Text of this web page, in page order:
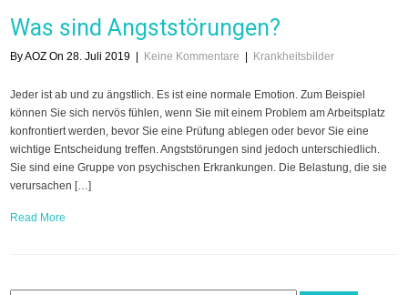
Was sind Angststörungen?
By AOZ On 28. Juli 2019 Keine Kommentare Krankheitsbilder
Jeder ist ab und zu ängstlich. Es ist eine normale Emotion. Zum Beispiel
können Sie sich nervös fühlen, wenn Sie mit einem Problem am Arbeitsplatz
konfrontiert werden, bevor Sie eine Prüfung ablegen oder bevor Sie eine
wichtige Entscheidung treffen. Angststörungen sind jedoch unterschiedlich.
Sie sind eine Gruppe von psychischen Erkrankungen. Die Belastung, die sie
verursachen […]
Read More